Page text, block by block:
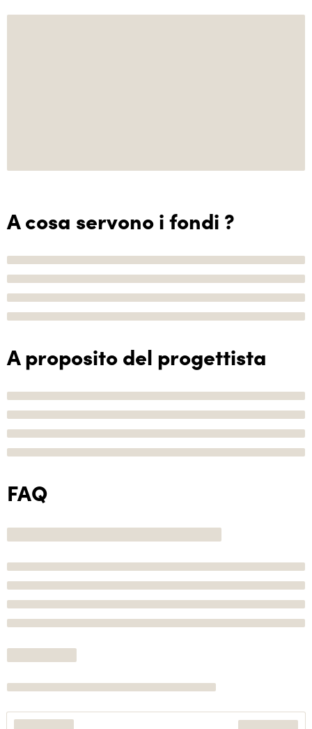
A cosa servono i fondi ?
A proposito del progettista
FAQ